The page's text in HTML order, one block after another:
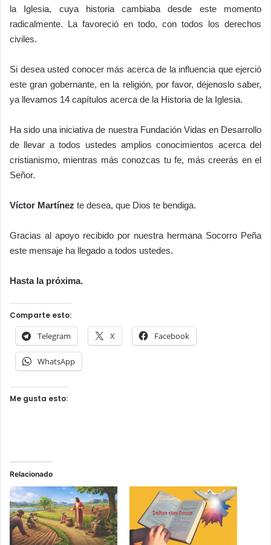
la Iglesia, cuya historia cambiaba desde este momento
radicalmente. La favoreció en todo, con todos los derechos
civiles.
Si desea usted conocer más acerca de la influencia que ejerció
este gran gobernante, en la religión, por favor, déjenoslo saber,
ya llevamos 14 capítulos acerca de la Historia de la Iglesia.
Ha sido una iniciativa de nuestra Fundación Vidas en Desarrollo
de llevar a todos ustedes amplios conocimientos acerca del
cristianismo, mientras más conozcas tu fe, más creerás en el
Señor.
Víctor Martínez te desea, que Dios te bendiga.
Gracias al apoyo recibido por nuestra hermana Socorro Peña
este mensaje ha llegado a todos ustedes.
Hasta la próxima.
Comparte esto:
Telegram X Facebook
WhatsApp
Me gusta esto:
Relacionado